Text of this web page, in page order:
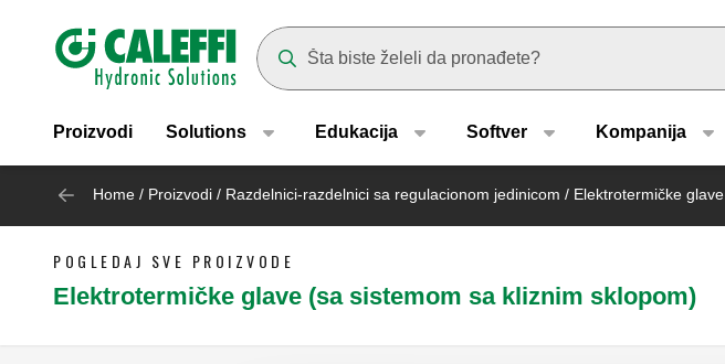
Header main navigation
Proizvodi Solutions Edukacija Softver Kompanija
Home / Proizvodi / Razdelnici-razdelnici sa regulacionom jedinicom / Elektrotermičke glave
POGLEDAJ SVE PROIZVODE
Elektrotermičke glave (sa sistemom sa kliznim sklopom)